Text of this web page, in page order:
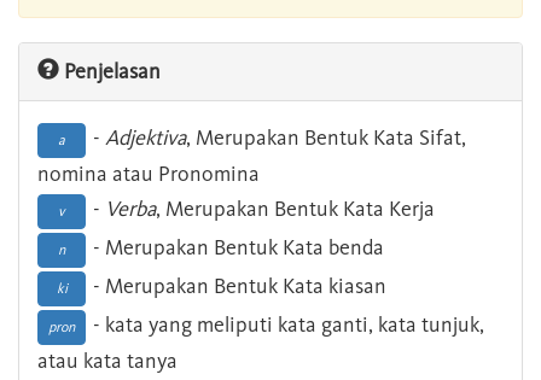
Penjelasan
a - Adjektiva, Merupakan Bentuk Kata Sifat,
nomina atau Pronomina
v - Verba, Merupakan Bentuk Kata Kerja
n - Merupakan Bentuk Kata benda
ki - Merupakan Bentuk Kata kiasan
pron
- kata yang meliputi kata ganti, kata tunjuk,
atau kata tanya